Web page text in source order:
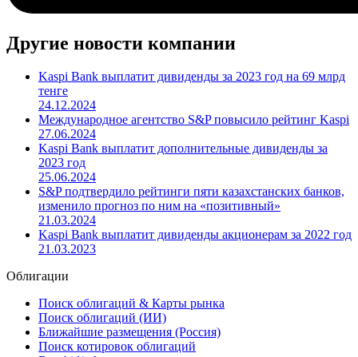
Другие новости компании
Kaspi Bank выплатит дивиденды за 2023 год на 69 млрд
тенге
24.12.2024
Международное агентство S&P повысило рейтинг Kaspi
27.06.2024
Kaspi Bank выплатит дополнительные дивиденды за
2023 год
25.06.2024
S&P подтвердило рейтинги пяти казахстанских банков,
изменило прогноз по ним на «позитивный»
21.03.2024
Kaspi Bank выплатит дивиденды акционерам за 2022 год
21.03.2023
Облигации
Поиск облигаций & Карты рынка
Поиск облигаций (ИИ)
Ближайшие размещения (Россия)
Поиск котировок облигаций